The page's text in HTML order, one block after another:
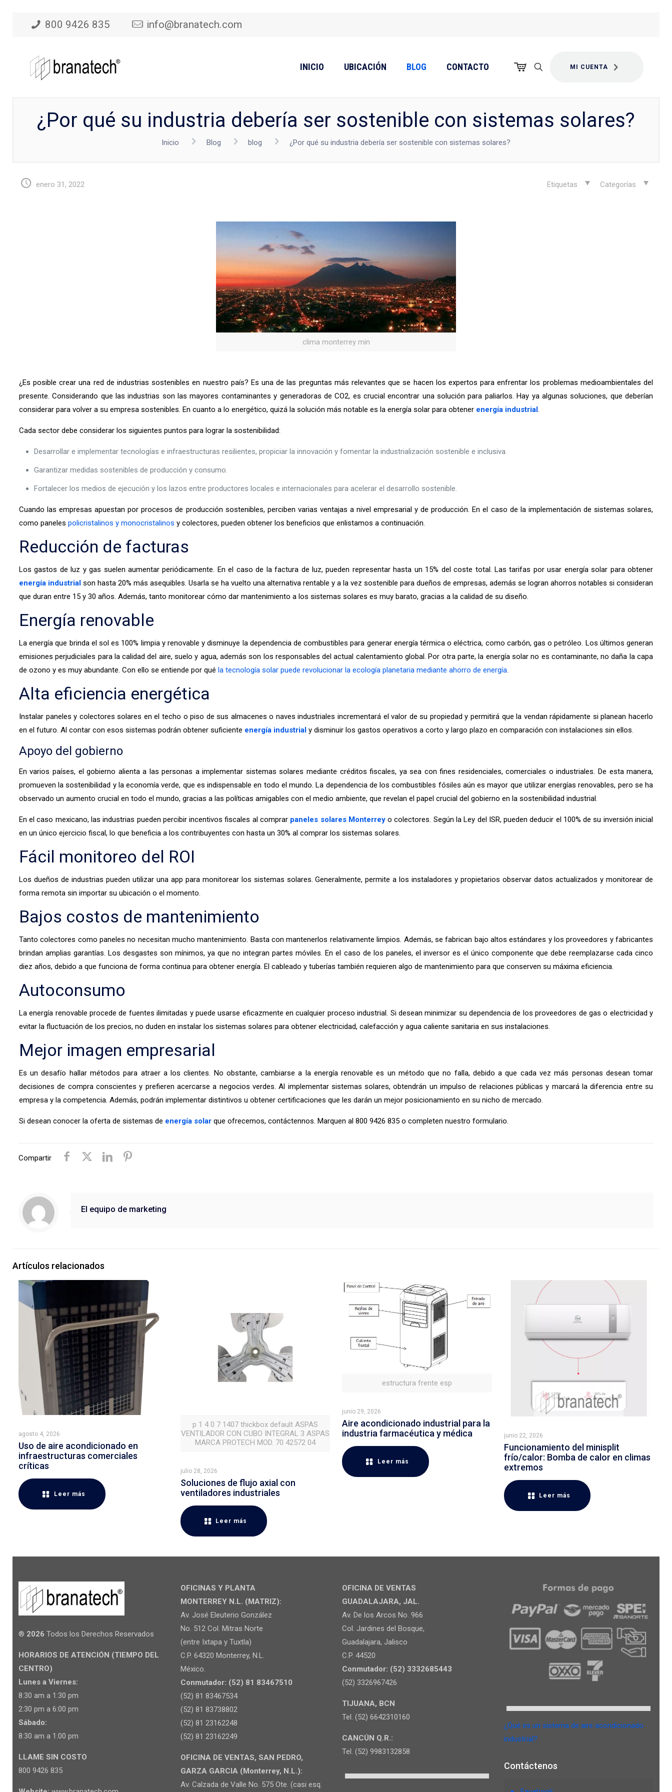
800 9426 835 info@branatech.com
INICIO UBICACIÓN BLOG CONTACTO MI CUENTA
¿Por qué su industria debería ser sostenible con sistemas solares?
Inicio Blog blog ¿Por qué su industria debería ser sostenible con sistemas solares?
enero 31, 2022 Categorías
Etiquetas
clima monterrey min
¿Es posible crear una red de industrias sostenibles en nuestro país? Es una de las preguntas más relevantes que se hacen los expertos para enfrentar los problemas medioambientales del
presente. Considerando que las industrias son las mayores contaminantes y generadoras de CO2, es crucial encontrar una solución para paliarlos. Hay ya algunas soluciones, que deberían
considerar para volver a su empresa sostenibles. En cuanto a lo energético, quizá la solución más notable es la energía solar para obtener energía industrial.
Cada sector debe considerar los siguientes puntos para lograr la sostenibilidad:
Desarrollar e implementar tecnologías e infraestructuras resilientes, propiciar la innovación y fomentar la industrialización sostenible e inclusiva.
Garantizar medidas sostenibles de producción y consumo.
Fortalecer los medios de ejecución y los lazos entre productores locales e internacionales para acelerar el desarrollo sostenible.
Cuando las empresas apuestan por procesos de producción sostenibles, perciben varias ventajas a nivel empresarial y de producción. En el caso de la implementación de sistemas solares,
como paneles policristalinos y monocristalinos y colectores, pueden obtener los beneficios que enlistamos a continuación.
Reducción de facturas
Los gastos de luz y gas suelen aumentar periódicamente. En el caso de la factura de luz, pueden representar hasta un 15% del coste total. Las tarifas por usar energía solar para obtener
energía industrialson hasta 20% más asequibles. Usarla se ha vuelto una alternativa rentable y a la vez sostenible para dueños de empresas, además se logran ahorros notables si consideran
que duran entre 15 y 30 años. Además, tanto monitorear cómo dar mantenimiento a los sistemas solares es muy barato, gracias a la calidad de su diseño.
Energía renovable
La energía que brinda el sol es 100% limpia y renovable y disminuye la dependencia de combustibles para generar energía térmica o eléctrica, como carbón, gas o petróleo. Los últimos generan
emisiones perjudiciales para la calidad del aire, suelo y agua, además son los responsables del actual calentamiento global. Por otra parte, la energía solar no es contaminante, no daña la capa
de ozono y es muy abundante. Con ello se entiende por qué la tecnología solar puede revolucionar la ecología planetaria mediante ahorro de energía.
Alta eficiencia energética
Instalar paneles y colectores solares en el techo o piso de sus almacenes o naves industriales incrementará el valor de su propiedad y permitirá que la vendan rápidamente si planean hacerlo
en el futuro. Al contar con esos sistemas podrán obtener suficiente energía industrialy disminuir los gastos operativos a corto y largo plazo en comparación con instalaciones sin ellos.
Apoyo del gobierno
En varios países, el gobierno alienta a las personas a implementar sistemas solares mediante créditos fiscales, ya sea con fines residenciales, comerciales o industriales. De esta manera,
promueven la sostenibilidad y la economía verde, que es indispensable en todo el mundo. La dependencia de los combustibles fósiles aún es mayor que utilizar energías renovables, pero se ha
observado un aumento crucial en todo el mundo, gracias a las políticas amigables con el medio ambiente, que revelan el papel crucial del gobierno en la sostenibilidad industrial.
En el caso mexicano, las industrias pueden percibir incentivos fiscales al comprar paneles solares Monterreyo colectores. Según la Ley del ISR, pueden deducir el 100% de su inversión inicial
en un único ejercicio fiscal, lo que beneficia a los contribuyentes con hasta un 30% al comprar los sistemas solares.
Fácil monitoreo del ROI
Los dueños de industrias pueden utilizar una app para monitorear los sistemas solares. Generalmente, permite a los instaladores y propietarios observar datos actualizados y monitorear de
forma remota sin importar su ubicación o el momento.
Bajos costos de mantenimiento
Tanto colectores como paneles no necesitan mucho mantenimiento. Basta con mantenerlos relativamente limpios. Además, se fabrican bajo altos estándares y los proveedores y fabricantes
brindan amplias garantías. Los desgastes son mínimos, ya que no integran partes móviles. En el caso de los paneles, el inversor es el único componente que debe reemplazarse cada cinco
diez años, debido a que funciona de forma continua para obtener energía. El cableado y tuberías también requieren algo de mantenimiento para que conserven su máxima eficiencia.
Autoconsumo
La energía renovable procede de fuentes ilimitadas y puede usarse eficazmente en cualquier proceso industrial. Si desean minimizar su dependencia de los proveedores de gas o electricidad y
evitar la fluctuación de los precios, no duden en instalar los sistemas solares para obtener electricidad, calefacción y agua caliente sanitaria en sus instalaciones.
Mejor imagen empresarial
Es un desafío hallar métodos para atraer a los clientes. No obstante, cambiarse a la energía renovable es un método que no falla, debido a que cada vez más personas desean tomar
decisiones de compra conscientes y prefieren acercarse a negocios verdes. Al implementar sistemas solares, obtendrán un impulso de relaciones públicas y marcará la diferencia entre su
empresa y la competencia. Además, podrán implementar distintivos u obtener certificaciones que les darán un mejor posicionamiento en su nicho de mercado.
Si desean conocer la oferta de sistemas de energía solarque ofrecemos, contáctennos. Marquen al 800 9426 835 o completen nuestro formulario.
Compartir
El equipo de marketing
Artículos relacionados
agosto 4, 2026
Uso de aire acondicionado en
infraestructuras comerciales
críticas
Leer más
p 1 4 0 7 1407 thickbox default ASPAS
VENTILADOR CON CUBO INTEGRAL 3 ASPAS
MARCA PROTECH MOD. 70 42572 04
julio 28, 2026
Soluciones de flujo axial con
ventiladores industriales
Leer más
estructura frente esp
junio 29, 2026
Aire acondicionado industrial para la
industria farmacéutica y médica
Leer más
junio 22, 2026
Funcionamiento del minisplit
frío/calor: Bomba de calor en climas
extremos
Leer más
® 2026 Todos los Derechos Reservados
HORARIOS DE ATENCIÓN (TIEMPO DEL
CENTRO)
Lunes a Viernes:
8:30 am a 1:30 pm
2:30 pm a 6:00 pm
Sábado:
8:30 am a 1:00 pm
LLAME SIN COSTO
800 9426 835
OFICINAS Y PLANTA
MONTERREY N.L. (MATRIZ):
Av. José Eleuterio González
No. 512 Col. Mitras Norte
(entre Ixtapa y Tuxtla)
C.P. 64320 Monterrey, N.L.
México.
Conmutador: (52) 81 83467510
(52) 81 83467534
(52) 81 83738802
(52) 81 23162248
(52) 81 23162249
OFICINA DE VENTAS, SAN PEDRO,
GARZA GARCIA (Monterrey, N.L.):
Av. Calzada de Valle No. 575 Ote. (casi esq.
OFICINA DE VENTAS
GUADALAJARA, JAL.
Av. De los Arcos No. 966
Col. Jardines del Bosque,
Guadalajara, Jalisco
C.P. 44520
Conmutador: (52) 3332685443
(52) 3326967426
TIJUANA, BCN
Tel. (52) 6642310160
CANCÚN Q.R.:
Tel. (52) 9983132858
¿Qué es un sistema de aire acondicionado
industrial?
Contáctenos